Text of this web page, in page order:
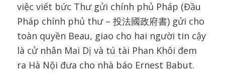
việc viết bức Thư gửi chính phủ Pháp (Đầu
Pháp chính phủ thư – 投法國政府書) gửi cho
toàn quyền Beau, giao cho hai người tin cậy
là cử nhân Mai Dị và tú tài Phan Khôi đem
ra Hà Nội đưa cho nhà báo Ernest Babut.